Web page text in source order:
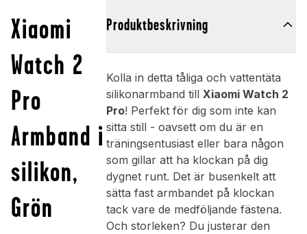
Xiaomi
Watch 2
Pro
Armband i
silikon,
Grön
Produktbeskrivning
Kolla in detta tåliga och vattentäta
silikonarmband till Xiaomi Watch 2
Pro! Perfekt för dig som inte kan
sitta still - oavsett om du är en
träningsentusiast eller bara någon
som gillar att ha klockan på dig
dygnet runt. Det är busenkelt att
sätta fast armbandet på klockan
tack vare de medföljande fästena.
Och storleken? Du justerar den